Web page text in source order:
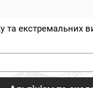
та екстремальних